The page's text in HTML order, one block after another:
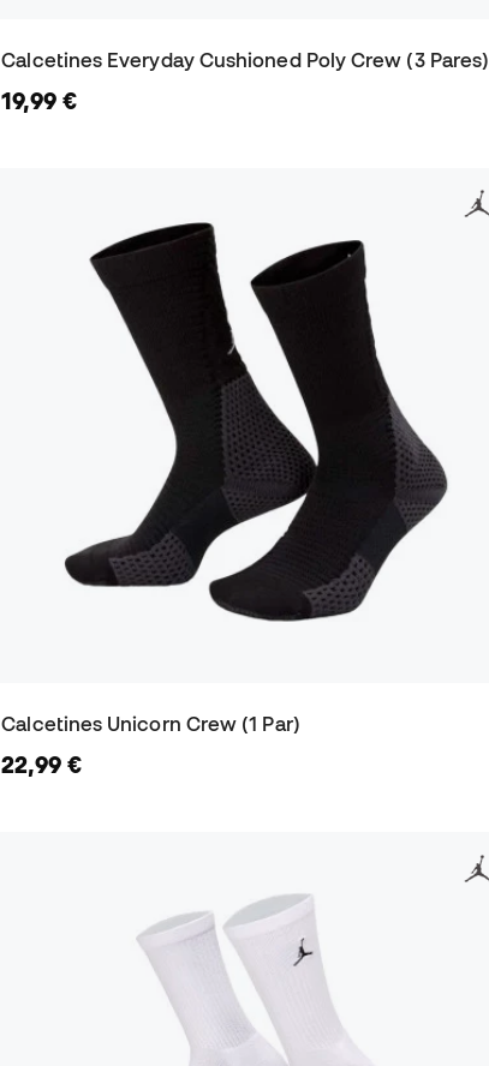
Calcetines Everyday Cushioned Poly Crew (3 Pares)
19,99 €
Calcetines Unicorn Crew (1 Par)
22,99 €